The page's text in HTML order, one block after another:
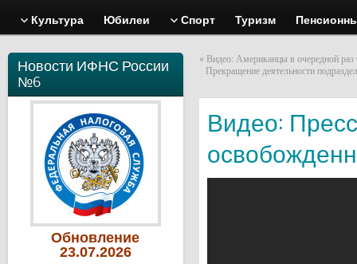
Культура Юбилеи Спорт Туризм
Новости ИФНС России
№6
Обновление
23.07.2026
« Видео: Американцы в очередной
Прекращение деятельности
Видео: